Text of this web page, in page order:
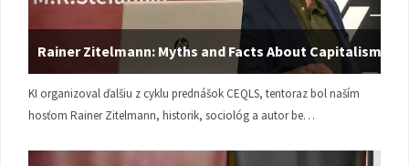
Rainer Zitelmann: Myths and Facts About Capitalism
KI organizoval ďalšiu z cyklu prednášok CEQLS, tentoraz bol naším
hosťom Rainer Zitelmann, historik, sociológ a autor be…